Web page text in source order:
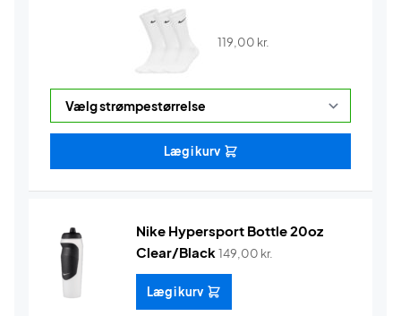
119,00 kr.
Læg i kurv
Nike Hypersport Bottle 20oz
Clear/Black149,00 kr.
Læg i kurv